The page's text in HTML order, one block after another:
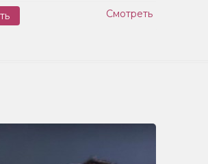
Смотреть